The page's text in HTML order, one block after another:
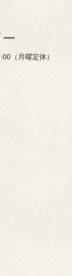
（月曜定休）